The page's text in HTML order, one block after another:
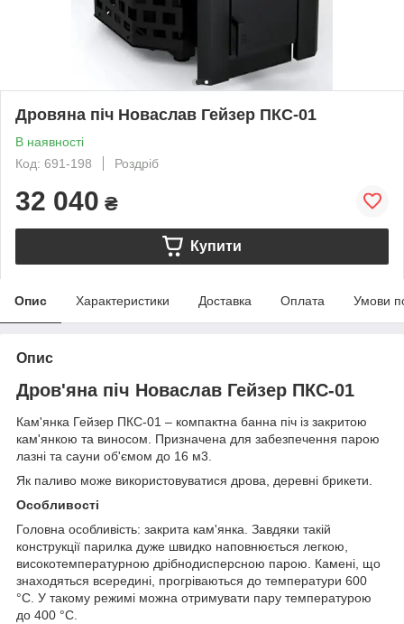
Дровяна піч Новаслав Гейзер ПКС-01
В наявності
Код: 691-198
Роздріб
32 040 ₴
Купити
Опис Характеристики Доставка Оплата Умови
Опис
Дров'яна піч Новаслав Гейзер ПКС-01
Кам'янка Гейзер ПКС-01 – компактна банна піч із закритою
кам'янкою та виносом. Призначена для забезпечення парою
лазні та сауни об'ємом до 16 м3.
Як паливо може використовуватися дрова, деревні брикети.
Особливості
Головна особливість: закрита кам'янка. Завдяки такій
конструкції парилка дуже швидко наповнюється легкою,
високотемпературною дрібнодисперсною парою. Камені, що
знаходяться всередині, прогріваються до температури 600
°С. У такому режимі можна отримувати пару температурою
до 400 °С.